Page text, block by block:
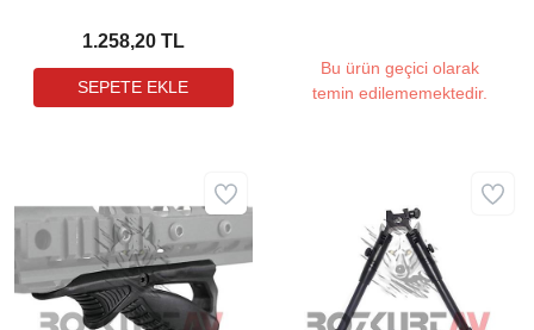
1.258,20 TL
Bu ürün geçici olarak
temin edilememektedir.